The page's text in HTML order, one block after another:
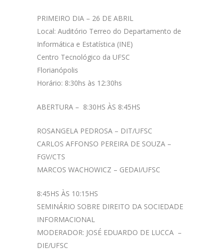
PRIMEIRO DIA – 26 DE ABRIL
Local: Auditório Terreo do Departamento de
Informática e Estatística (INE)
Centro Tecnológico da UFSC
Florianópolis
Horário: 8:30hs às 12:30hs
ABERTURA – 8:30HS ÀS 8:45HS
ROSANGELA PEDROSA – DIT/UFSC
CARLOS AFFONSO PEREIRA DE SOUZA –
FGV/CTS
MARCOS WACHOWICZ – GEDAI/UFSC
8:45HS ÀS 10:15HS
SEMINÁRIO SOBRE DIREITO DA SOCIEDADE
INFORMACIONAL
MODERADOR: JOSÉ EDUARDO DE LUCCA –
DIE/UFSC